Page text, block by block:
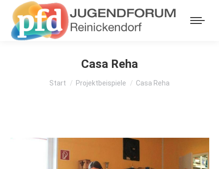
Casa Reha
Sie befinden sich hier:
Start Projektbeispiele Casa Reha